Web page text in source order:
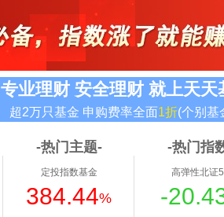
专业理财 安全理财 就上天天
超2万只基金 申购费率全面1折(个别基
-热门主题-
定投指数基金
384.44%
-热门指
高弹性北证
-